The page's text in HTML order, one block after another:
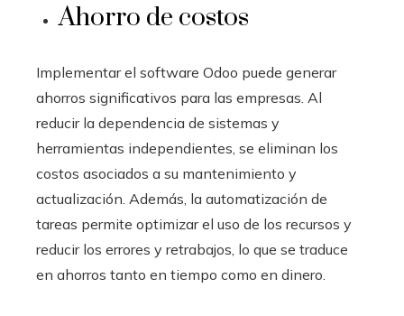
Ahorro de costos
Implementar el software Odoo puede generar
ahorros significativos para las empresas. Al
reducir la dependencia de sistemas y
herramientas independientes, se eliminan los
costos asociados a su mantenimiento y
actualización. Además, la automatización de
tareas permite optimizar el uso de los recursos y
reducir los errores y retrabajos, lo que se traduce
en ahorros tanto en tiempo como en dinero.